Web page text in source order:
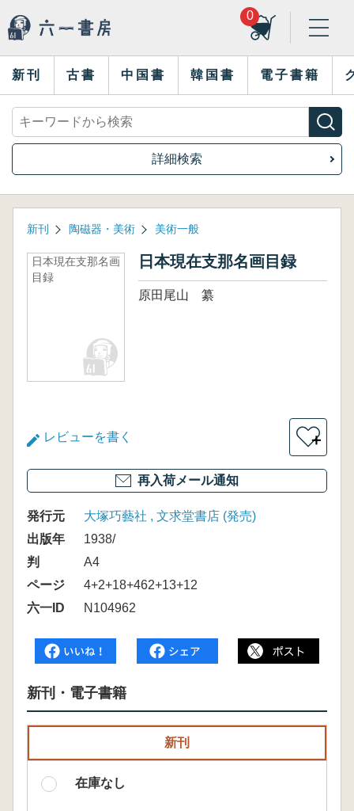
0
新刊 古書 中国書 韓国書 電子書籍
詳細検索
新刊 陶磁器・美術 美術一般
日本現在支那名画
目録
日本現在支那名画目録
原田尾山 纂
レビューを書く ＋
再入荷メール通知
発行元
大塚巧藝社 , 文求堂書店 (発売)
出版年
1938/
判
A4
ページ
4+2+18+462+13+12
六一ID
N104962
新刊・電子書籍
新刊
在庫なし